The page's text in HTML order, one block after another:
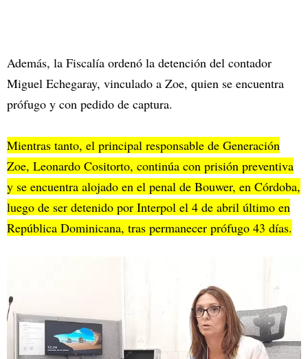
Además, la Fiscalía ordenó la detención del contador
Miguel Echegaray, vinculado a Zoe, quien se encuentra
prófugo y con pedido de captura.
Mientras tanto, el principal responsable de Generación
Zoe, Leonardo Cositorto, continúa con prisión preventiva
y se encuentra alojado en el penal de Bouwer, en Córdoba,
luego de ser detenido por Interpol el 4 de abril último en
República Dominicana, tras permanecer prófugo 43 días.